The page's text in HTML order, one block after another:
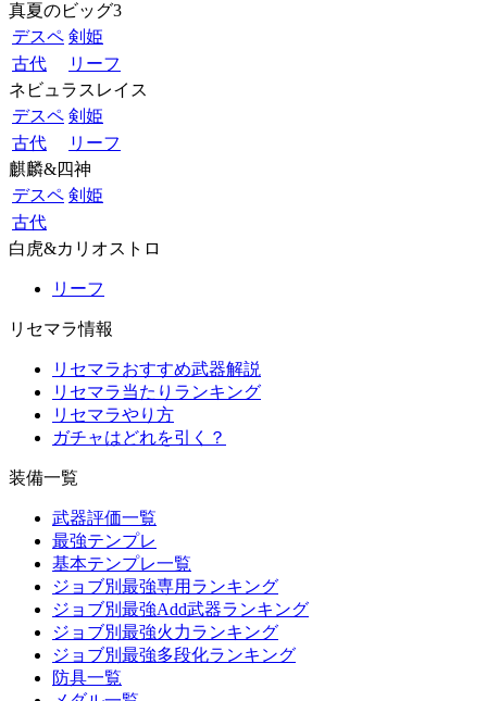
真夏のビッグ3
デスペ 剣姫
古代
リーフ
ネビュラスレイス
デスペ 剣姫
古代
リーフ
麒麟&四神
デスペ 剣姫
古代
白虎&カリオストロ
リーフ
リセマラ情報
リセマラおすすめ武器解説
リセマラ当たりランキング
リセマラやり方
ガチャはどれを引く？
装備一覧
武器評価一覧
最強テンプレ
基本テンプレ一覧
ジョブ別最強専用ランキング
ジョブ別最強Add武器ランキング
ジョブ別最強火力ランキング
ジョブ別最強多段化ランキング
防具一覧